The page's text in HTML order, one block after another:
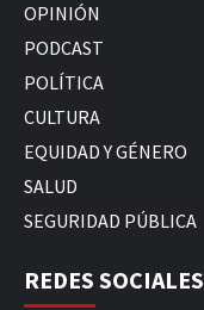
OPINIÓN
PODCAST
POLÍTICA
CULTURA
EQUIDAD Y GÉNERO
SALUD
SEGURIDAD PÚBLICA
REDES SOCIALES